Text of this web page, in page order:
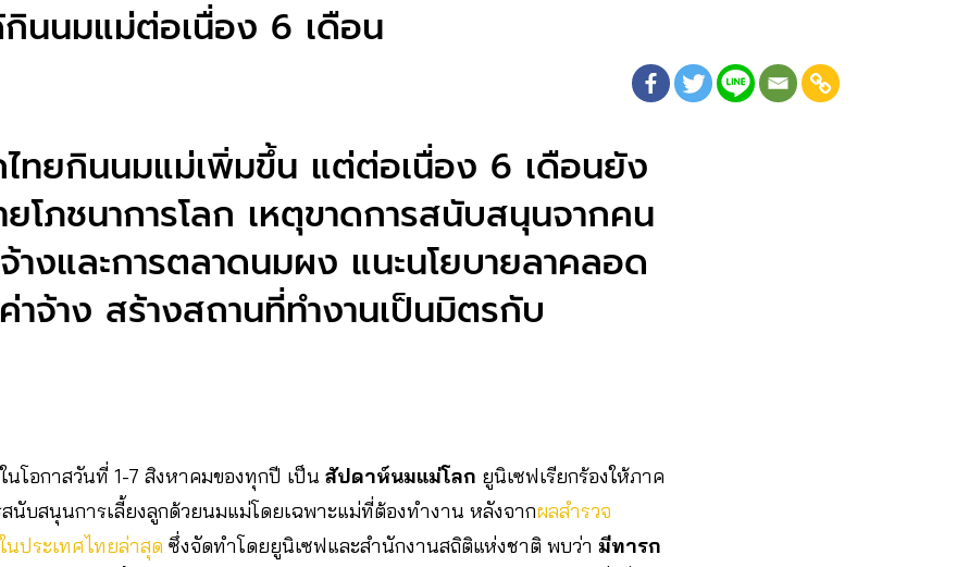
กินนมแม่ต่อเนื่อง 6 เดือน
ไทยกินนมแม่เพิ่มขึ้น แต่ต่อเนื่อง 6 เดือนยัง
ยโภชนาการโลก เหตุขาดการสนับสนุนจากคน
างและการตลาดนมผง แนะนโยบายลาคลอด
าจ้าง สร้างสถานที่ทำงานเป็นมิตรกับ
นโอกาสวันที่ 1-7 สิงหาคมของทุกปี เป็น สัปดาห์นมแม่โลก ยูนิเซฟเรียกร้องให้ภาค
นับสนุนการเลี้ยงลูกด้วยนมแม่โดยเฉพาะแม่ที่ต้องทำงาน หลังจากผลสำรวจ
ประเทศไทยล่าสุด ซึ่งจัดทำโดยยูนิเซฟและสำนักงานสถิติแห่งชาติ พบว่า มีทารก